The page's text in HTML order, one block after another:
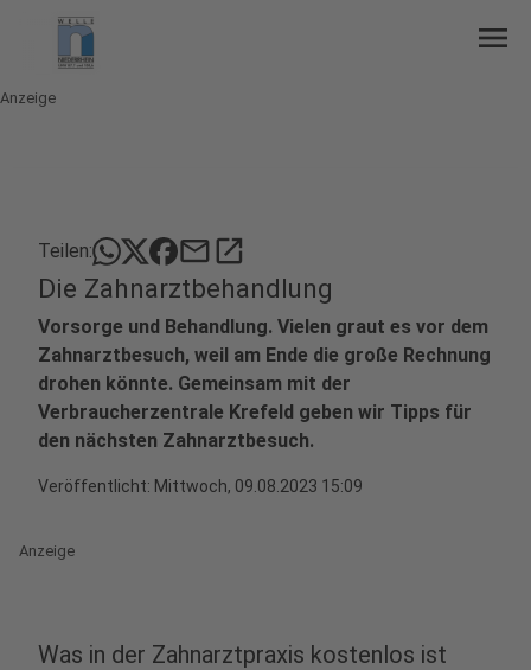
menu
Anzeige
Teilen: mailopen_in_new
Die Zahnarztbehandlung
Vorsorge und Behandlung. Vielen graut es vor dem
Zahnarztbesuch, weil am Ende die große Rechnung
drohen könnte. Gemeinsam mit der
Verbraucherzentrale Krefeld geben wir Tipps für
den nächsten Zahnarztbesuch.
Veröffentlicht: Mittwoch, 09.08.2023 15:09
Anzeige
Was in der Zahnarztpraxis kostenlos ist